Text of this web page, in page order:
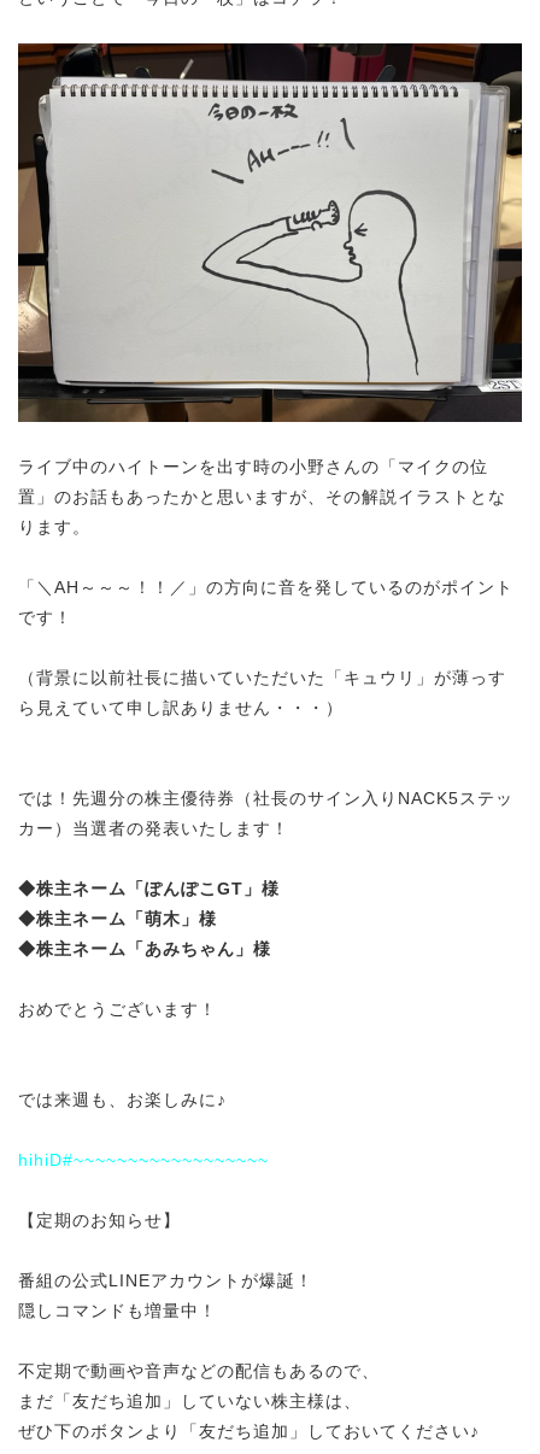
ライブ中のハイトーンを出す時の小野さんの「マイクの位
置」のお話もあったかと思いますが、その解説イラストとな
ります。
「＼AH～～～！！／」の方向に音を発しているのがポイント
です！
（背景に以前社長に描いていただいた「キュウリ」が薄っす
ら見えていて申し訳ありません・・・）
では！先週分の株主優待券（社長のサイン入りNACK5ステッ
カー）当選者の発表いたします！
◆株主ネーム「ぽんぽこGT」様
◆株主ネーム「萌木」様
◆株主ネーム「あみちゃん」様
おめでとうございます！
では来週も、お楽しみに♪
hihiD#~~~~~~~~~~~~~~~~~~
【定期のお知らせ】
番組の公式LINEアカウントが爆誕！
隠しコマンドも増量中！
不定期で動画や音声などの配信もあるので、
まだ「友だち追加」していない株主様は、
ぜひ下のボタンより「友だち追加」しておいてください♪